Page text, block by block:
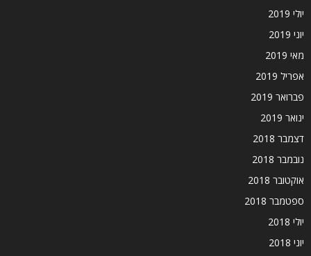
יולי 2019
יוני 2019
מאי 2019
אפריל 2019
פברואר 2019
ינואר 2019
דצמבר 2018
נובמבר 2018
אוקטובר 2018
ספטמבר 2018
יולי 2018
יוני 2018